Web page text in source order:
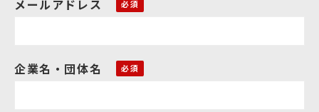
メールアドレス
企業名・団体名